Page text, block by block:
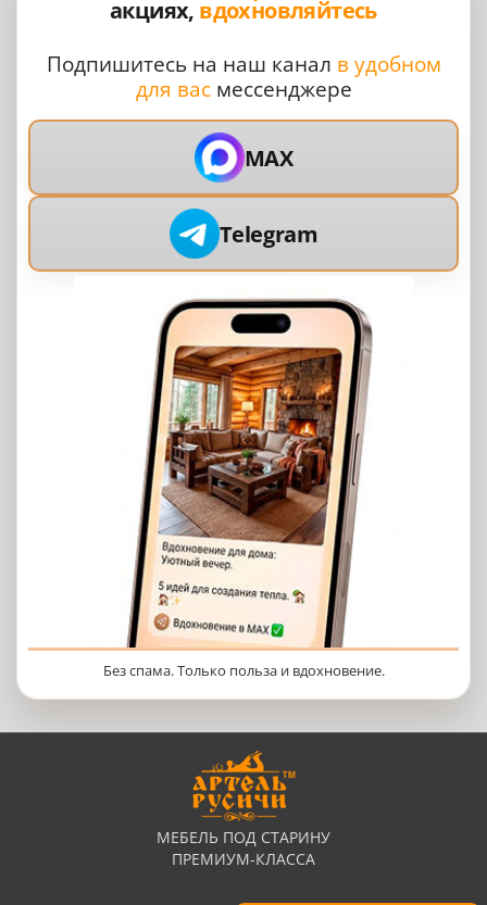
акциях, вдохновляйтесь
Подпишитесь на наш канал в удобном
для васмессенджере
MAX
Telegram
Без спама. Только польза и вдохновение.
МЕБЕЛЬ ПОД СТАРИНУ
ПРЕМИУМ-КЛАССА